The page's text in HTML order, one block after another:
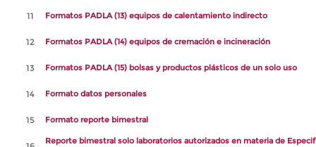
11 Formatos PADLA (13) equipos de calentamiento indirecto
12 Formatos PADLA (14) equipos de cremación e incineración
13 Formatos PADLA (15) bolsas y productos plásticos de un solo uso
14 Formato datos personales
15 Formato reporte bimestral
Reporte bimestral solo laboratorios autorizados en materia de